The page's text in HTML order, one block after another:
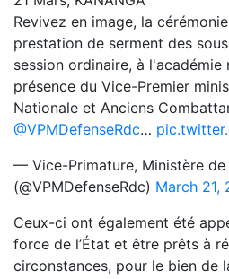
Revivez en image, la
prestation de serment des
session ordinaire, à l'académie
présence du Vice-Premier
Nationale et Anciens
@VPMDefenseRdc…
— Vice-Primature, Ministère de
(@VPMDefenseRdc) March 21,
Ceux-ci ont également été
force de l’État et être prêts à
circonstances, pour le bien de